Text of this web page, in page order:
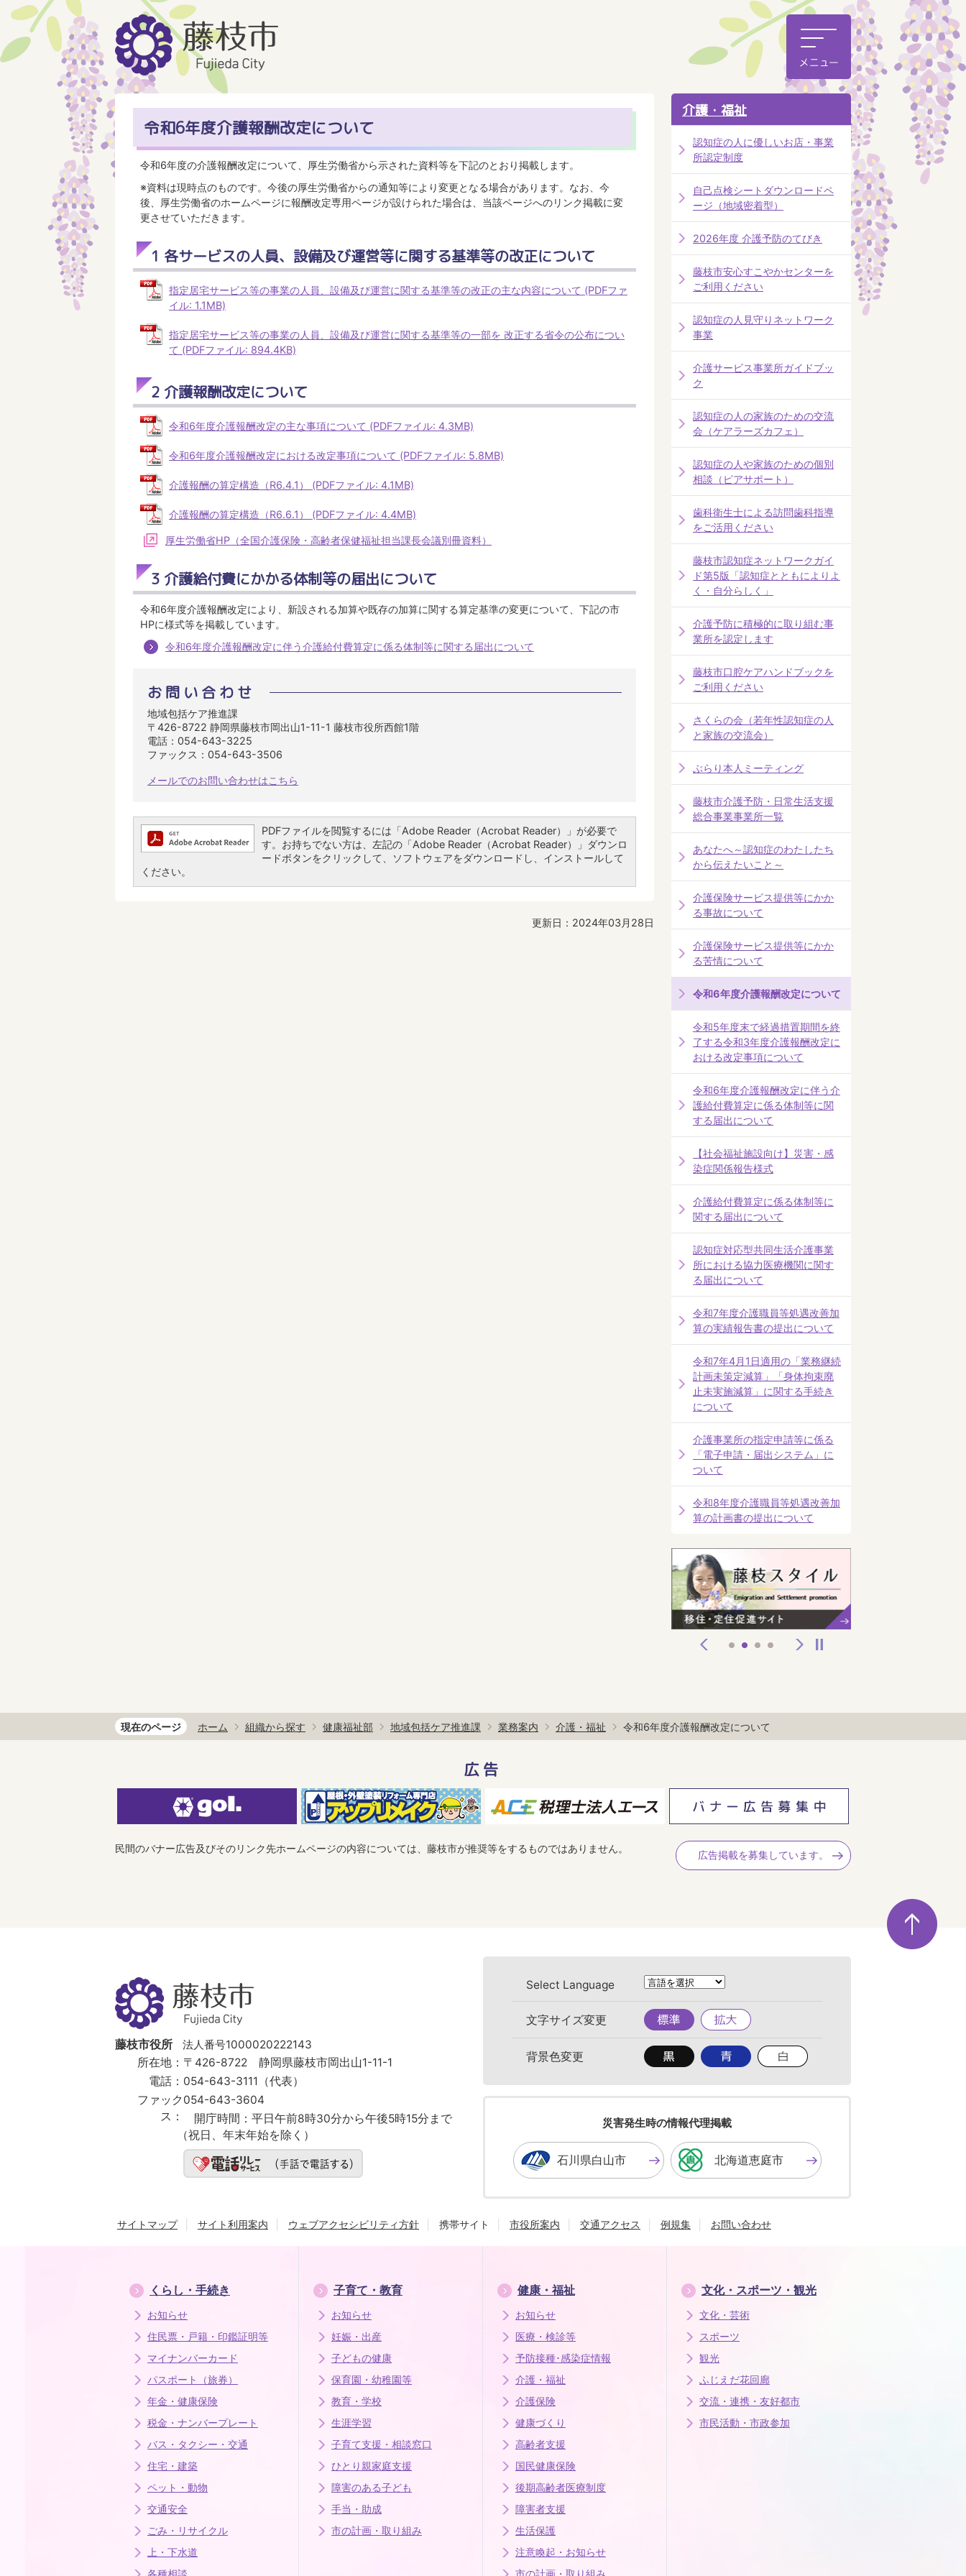
令和6年度介護報酬改定について
令和6年度の介護報酬改定について、厚生労働省から示された資料等を下記のとおり掲載します。
※資料は現時点のものです。今後の厚生労働省からの通知等により変更となる場合があります。なお、今
後、厚生労働省のホームページに報酬改定専用ページが設けられた場合は、当該ページへのリンク掲載に変
更させていただきます。
1 各サービスの人員、設備及び運営等に関する基準等の改正について
指定居宅サービス等の事業の人員、設備及び運営に関する基準等の改正の主な内容について (PDFファ
イル: 1.1MB)
指定居宅サービス等の事業の人員、設備及び運営に関する基準等の一部を 改正する省令の公布につい
て (PDFファイル: 894.4KB)
2 介護報酬改定について
令和6年度介護報酬改定の主な事項について (PDFファイル: 4.3MB)
令和6年度介護報酬改定における改定事項について (PDFファイル: 5.8MB)
介護報酬の算定構造（R6.4.1） (PDFファイル: 4.1MB)
介護報酬の算定構造（R6.6.1） (PDFファイル: 4.4MB)
厚生労働省HP（全国介護保険・高齢者保健福祉担当課長会議別冊資料）
3 介護給付費にかかる体制等の届出について
令和6年度介護報酬改定により、新設される加算や既存の加算に関する算定基準の変更について、下記の市
HPに様式等を掲載しています。
令和6年度介護報酬改定に伴う介護給付費算定に係る体制等に関する届出について
お問い合わせ
地域包括ケア推進課
〒426-8722 静岡県藤枝市岡出山1-11-1 藤枝市役所西館1階
電話：054-643-3225
ファックス：054-643-3506
メールでのお問い合わせはこちら
PDFファイルを閲覧するには「Adobe Reader（Acrobat Reader）」が必要で
す。お持ちでない方は、左記の「Adobe Reader（Acrobat Reader）」ダウンロ
ードボタンをクリックして、ソフトウェアをダウンロードし、インストールして
ください。
更新日：2024年03月28日
介護・福祉
認知症の人に優しいお店・事業
所認定制度
自己点検シートダウンロードペ
ージ（地域密着型）
2026年度 介護予防のてびき
藤枝市安心すこやかセンターを
ご利用ください
認知症の人見守りネットワーク
事業
介護サービス事業所ガイドブッ
ク
認知症の人の家族のための交流
会（ケアラーズカフェ）
認知症の人や家族のための個別
相談（ピアサポート）
歯科衛生士による訪問歯科指導
をご活用ください
藤枝市認知症ネットワークガイ
ド第5版「認知症とともによりよ
く・自分らしく」
介護予防に積極的に取り組む事
業所を認定します
藤枝市口腔ケアハンドブックを
ご利用ください
さくらの会（若年性認知症の人
と家族の交流会）
ぶらり本人ミーティング
藤枝市介護予防・日常生活支援
総合事業事業所一覧
あなたへ～認知症のわたしたち
から伝えたいこと～
介護保険サービス提供等にかか
る事故について
介護保険サービス提供等にかか
る苦情について
令和6年度介護報酬改定について
令和5年度末で経過措置期間を終
了する令和3年度介護報酬改定に
おける改定事項について
令和6年度介護報酬改定に伴う介
護給付費算定に係る体制等に関
する届出について
【社会福祉施設向け】災害・感
染症関係報告様式
介護給付費算定に係る体制等に
関する届出について
認知症対応型共同生活介護事業
所における協力医療機関に関す
る届出について
令和7年度介護職員等処遇改善加
算の実績報告書の提出について
令和7年4月1日適用の「業務継続
計画未策定減算」「身体拘束廃
止未実施減算」に関する手続き
について
介護事業所の指定申請等に係る
「電子申請・届出システム」に
ついて
令和8年度介護職員等処遇改善加
算の計画書の提出について
現在のページ ホーム 組織から探す 健康福祉部 地域包括ケア推進課 業務案内 介護・福祉 令和6年度介護報酬改定について
広告
民間のバナー広告及びそのリンク先ホームページの内容については、藤枝市が推奨等をするものではありません。
広告掲載を募集しています。
ペ
ー
ジ
の
藤
枝
市
Fujieda
City
藤枝市役所
法人番号1000020222143
所在地： 〒426-8722 静岡県藤枝市岡出山1-11-1
電話： 054-643-3111（代表）
ファック
ス：
054-643-3604
開庁時間： 平日午前8時30分から午後5時15分まで
（祝日、年末年始を除く）
Select Language
文字サイズ変更
標
準
拡
大
背景色変更
背
景
色
す
る
背
景
色
る
背
景
る
災害発生時の情報代理掲載
石川県白山市 北海道恵庭市
サイトマップ サイト利用案内 ウェブアクセシビリティ方針 携帯サイト 市役所案内 交通アクセス 例規集 お問い合わせ
くらし・手続き
お知らせ
住民票・戸籍・印鑑証明等
マイナンバーカード
パスポート（旅券）
年金・健康保険
税金・ナンバープレート
バス・タクシー・交通
住宅・建築
ペット・動物
交通安全
ごみ・リサイクル
上・下水道
子育て・教育
お知らせ
妊娠・出産
子どもの健康
保育園・幼稚園等
教育・学校
生涯学習
子育て支援・相談窓口
ひとり親家庭支援
障害のある子ども
手当・助成
市の計画・取り組み
健康・福祉
お知らせ
医療・検診等
予防接種･感染症情報
介護・福祉
介護保険
健康づくり
高齢者支援
国民健康保険
後期高齢者医療制度
障害者支援
生活保護
注意喚起・お知らせ
文化・スポーツ・観光
文化・芸術
スポーツ
観光
ふじえだ花回廊
交流・連携・友好都市
市民活動・市政参加